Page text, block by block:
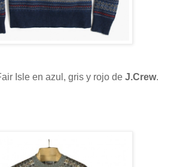
Isle en azul, gris y rojo de J.Crew.